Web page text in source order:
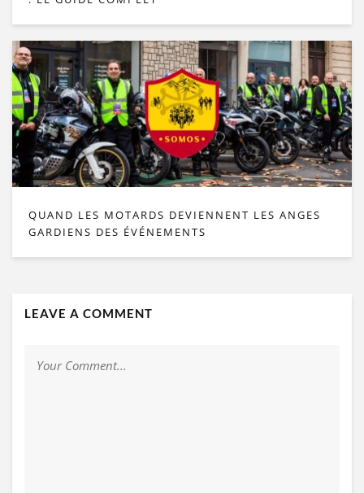
QUAND LES MOTARDS DEVIENNENT LES ANGES
GARDIENS DES ÉVÉNEMENTS
LEAVE A COMMENT